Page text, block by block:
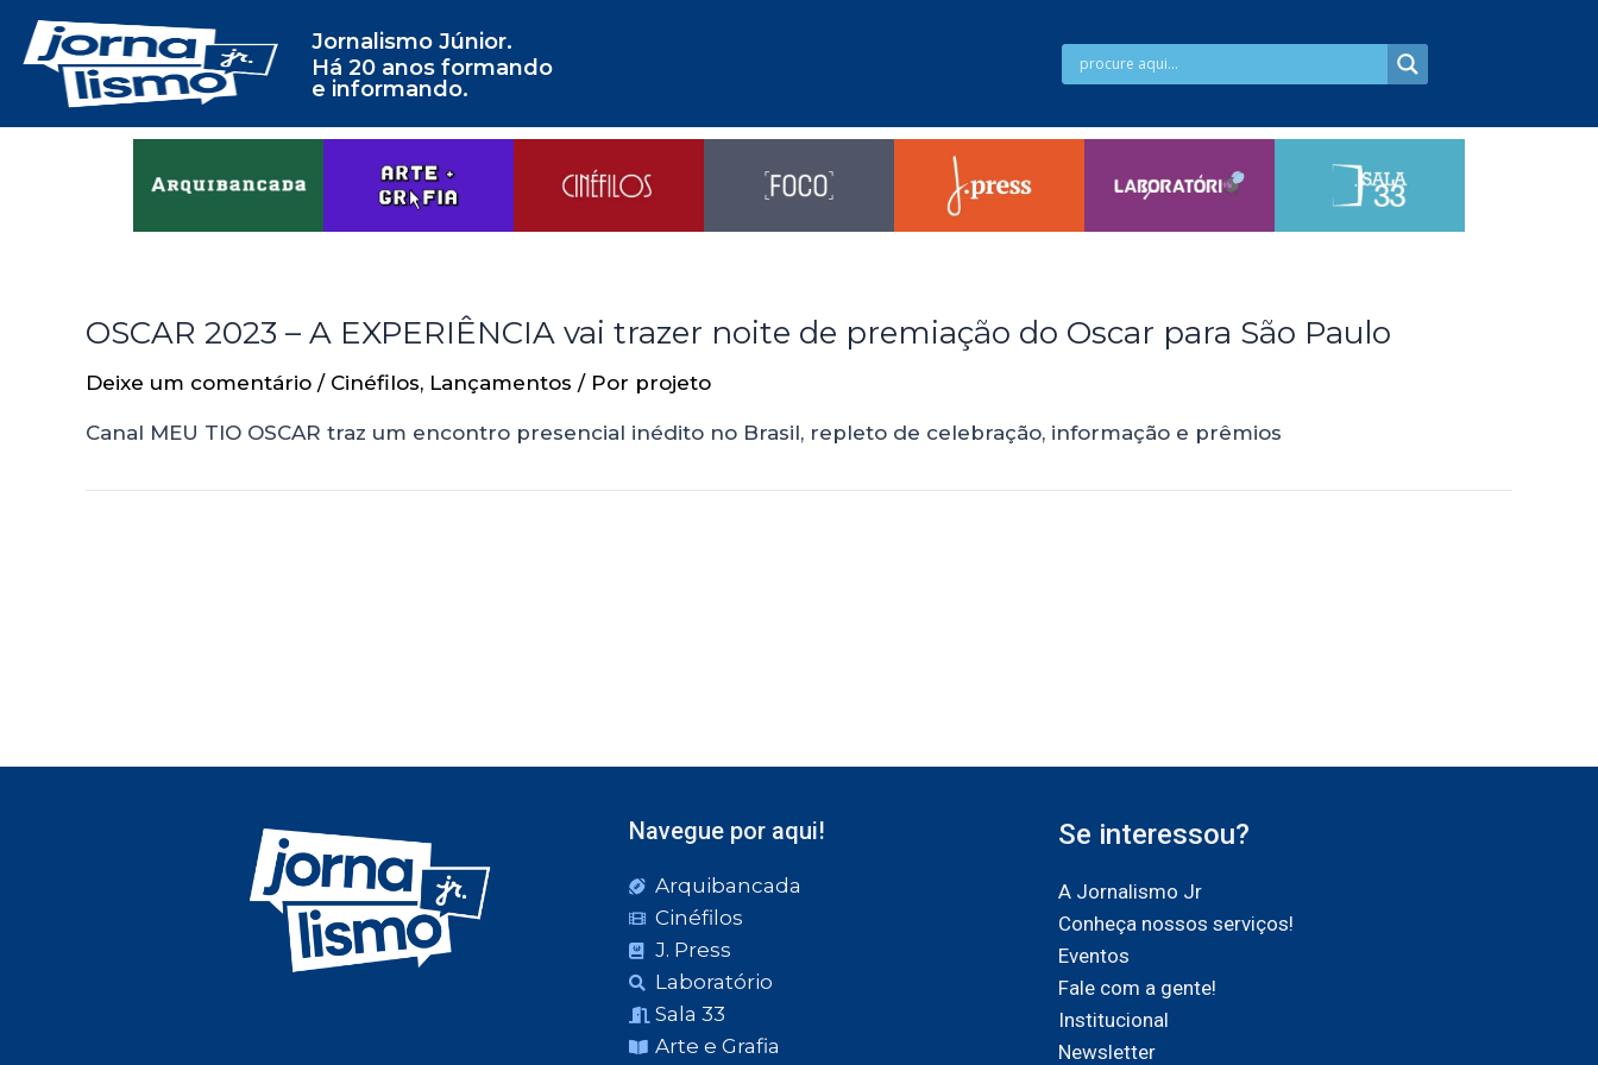
Jornalismo Júnior.
Há 20 anos formando
e informando.
OSCAR 2023 – A EXPERIÊNCIA vai trazer noite de premiação do Oscar para São Paulo
Deixe um comentário / Cinéfilos, Lançamentos / Por projeto
Canal MEU TIO OSCAR traz um encontro presencial inédito no Brasil, repleto de celebração, informação e prêmios
Navegue por aqui!
Arquibancada
Cinéfilos
J. Press
Laboratório
Sala 33
Arte e Grafia
Se interessou?
A Jornalismo Jr
Conheça nossos serviços!
Eventos
Fale com a gente!
Institucional
Newsletter